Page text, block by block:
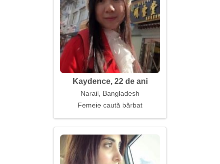
Kaydence, 22 de ani
Narail, Bangladesh
Femeie caută bărbat